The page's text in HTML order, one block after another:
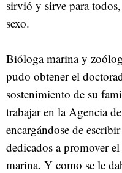
sirvió y sirve para
sexo.
Bióloga marina y
pudo obtener el
sostenimiento de su
trabajar en la Agencia
encargándose de
dedicados a promover
marina. Y como se le